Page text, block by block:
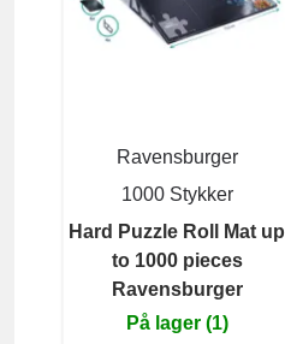
Ravensburger
1000 Stykker
Hard Puzzle Roll Mat up
to 1000 pieces
Ravensburger
På lager (1)